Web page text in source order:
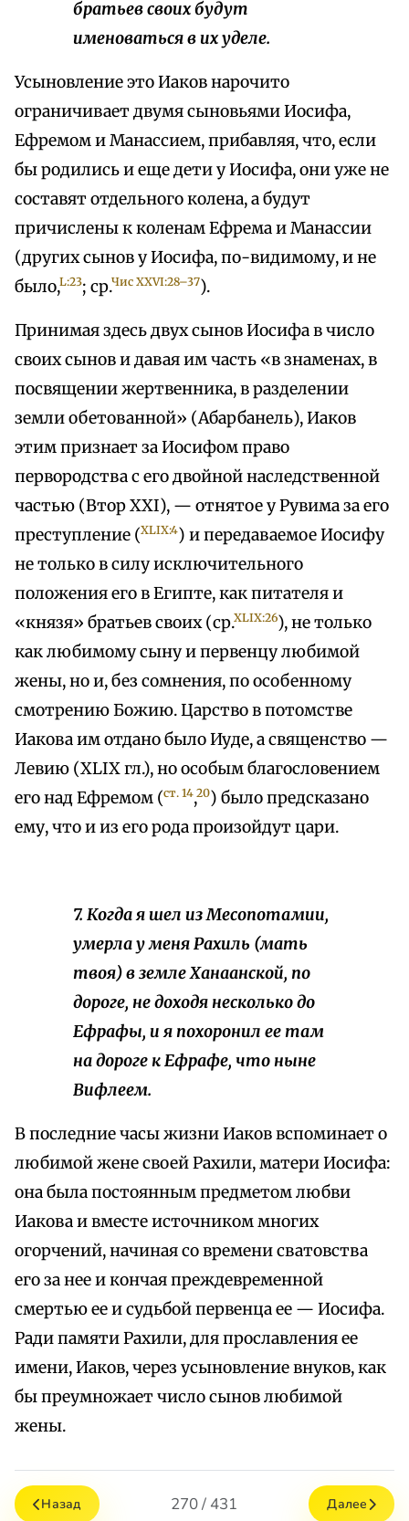
братьев своих будут
именоваться в их уделе.
Усыновление это Иаков нарочито
ограничивает двумя сыновьями Иосифа,
Ефремом и Манассием, прибавляя, что, если
бы родились и еще дети у Иосифа, они уже не
составят отдельного колена, а будут
причислены к коленам Ефрема и Манассии
(других сынов у Иосифа, по-видимому, и не
было,L:23; ср.Чис XXVI:28–37).
Принимая здесь двух сынов Иосифа в число
своих сынов и давая им часть «в знаменах, в
посвящении жертвенника, в разделении
земли обетованной» (Абарбанель), Иаков
этим признает за Иосифом право
первородства с его двойной наследственной
частью (Втор XXI), — отнятое у Рувима за его
преступление (XLIX:4) и передаваемое Иосифу
не только в силу исключительного
положения его в Египте, как питателя и
«князя» братьев своих (ср.XLIX:26), не только
как любимому сыну и первенцу любимой
жены, но и, без сомнения, по особенному
смотрению Божию. Царство в потомстве
Иакова им отдано было Иуде, а священство —
Левию (XLIX гл.), но особым благословением
его над Ефремом (ст. 14,20) было предсказано
ему, что и из его рода произойдут цари.
7. Когда я шел из Месопотамии,
умерла у меня Рахиль (мать
твоя) в земле Ханаанской, по
дороге, не доходя несколько до
Ефрафы, и я похоронил ее там
на дороге к Ефрафе, чтоныне
Вифлеем.
В последние часы жизни Иаков вспоминает о
любимой жене своей Рахили, матери Иосифа:
она была постоянным предметом любви
Иакова и вместе источником многих
огорчений, начиная со времени сватовства
его за нее и кончая преждевременной
смертью ее и судьбой первенца ее — Иосифа.
Ради памяти Рахили, для прославления ее
имени, Иаков, через усыновление внуков, как
бы преумножает число сынов любимой
жены.
Назад 270 / 431 Далее